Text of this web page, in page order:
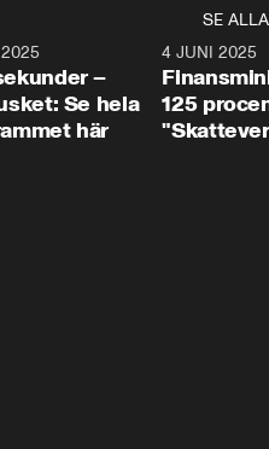
SE ALLA
4:29
–
Se hela
här
4 JUNI 2025
125